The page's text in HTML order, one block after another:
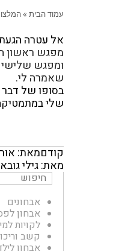
עמוד הבית »
אל עטרה
מפגש ראשון
ומפגש שלישי
שאמרה לי.
בסופו של
שלי
קודםמאת:
מאת: גילי
אבחונים
אבחון
לקויות
קשב
אבחון